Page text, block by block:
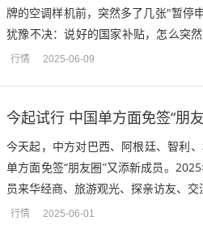
牌的空调样机前，突然多了几张"暂停
犹豫不决：说好的国家补贴，怎么突
上的家电以旧换新页面突然弹出公告，
行情 2025-06-09
今起试行 中国单方面免签“朋
今天起，中方对巴西、阿根廷、智利
单方面免签“朋友圈”又添新成员。
员来华经商、旅游观光、探亲访友、
免签政策首次拓展到拉美和加勒比地区
行情 2025-06-01